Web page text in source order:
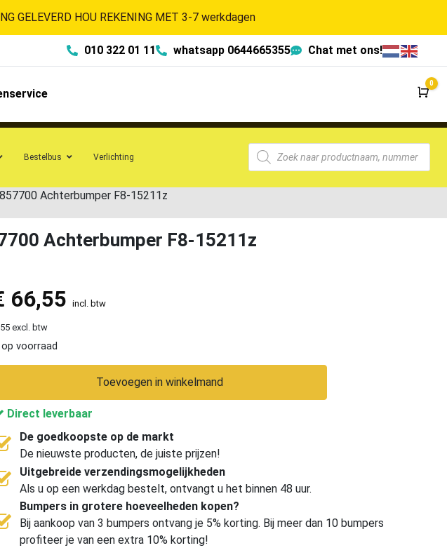
GELEVERD HOU REKENING MET 3-7 werkdagen
010 322 01 11 whatsapp 0644665355 Chat met ons!
0
Bestelbus Verlichting
Achterbumper F8-15211z
Achterbumper F8-15211z
66,55 incl. btw
excl. btw
op voorraad
Toevoegen in winkelmand
Direct leverbaar
De goedkoopste op de markt
De nieuwste producten, de juiste prijzen!
Uitgebreide verzendingsmogelijkheden
Als u op een werkdag bestelt, ontvangt u het binnen 48 uur.
Bumpers in grotere hoeveelheden kopen?
Bij aankoop van 3 bumpers ontvang je 5% korting. Bij meer dan 10 bumpers
profiteer je van een extra 10% korting!